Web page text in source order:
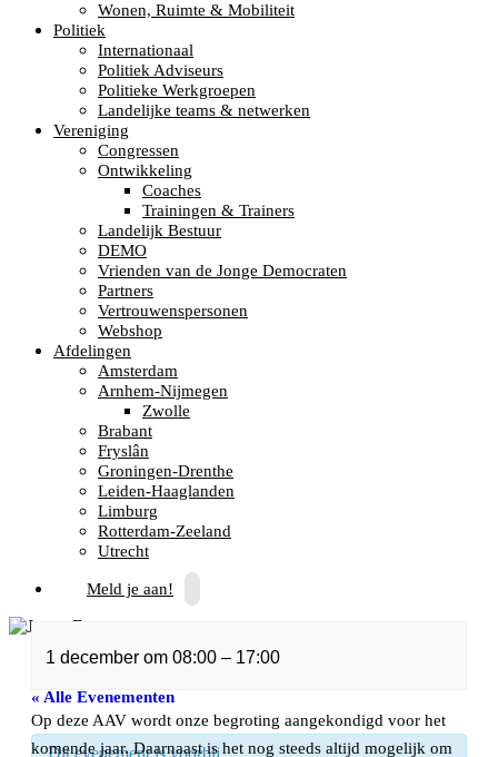
Wonen, Ruimte & Mobiliteit
Politiek
Internationaal
Politiek Adviseurs
Politieke Werkgroepen
Landelijke teams & netwerken
Vereniging
Congressen
Ontwikkeling
Coaches
Trainingen & Trainers
Landelijk Bestuur
DEMO
Vrienden van de Jonge Democraten
Partners
Vertrouwenspersonen
Webshop
Afdelingen
Amsterdam
Arnhem-Nijmegen
Zwolle
Brabant
Fryslân
Groningen-Drenthe
Leiden-Haaglanden
Limburg
Rotterdam-Zeeland
Utrecht
Meld je aan!
« Alle Evenementen
Dit evenement is voorbij.
1 december om 08:00 – 17:00
Op deze AAV wordt onze begroting aangekondigd voor het
komende jaar. Daarnaast is het nog steeds altijd mogelijk om